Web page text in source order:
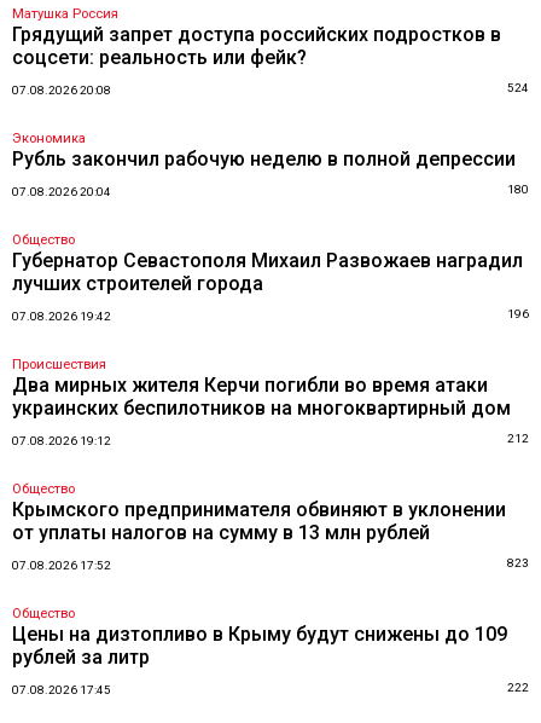
Матушка Россия
Грядущий запрет доступа российских подростков в
соцсети: реальность или фейк?
07.08.2026 20:08 524
Экономика
Рубль закончил рабочую неделю в полной депрессии
07.08.2026 20:04 180
Общество
Губернатор Севастополя Михаил Развожаев наградил
лучших строителей города
07.08.2026 19:42 196
Происшествия
Два мирных жителя Керчи погибли во время атаки
украинских беспилотников на многоквартирный дом
07.08.2026 19:12 212
Общество
Крымского предпринимателя обвиняют в уклонении
от уплаты налогов на сумму в 13 млн рублей
07.08.2026 17:52 823
Общество
Цены на дизтопливо в Крыму будут снижены до 109
рублей за литр
07.08.2026 17:45 222